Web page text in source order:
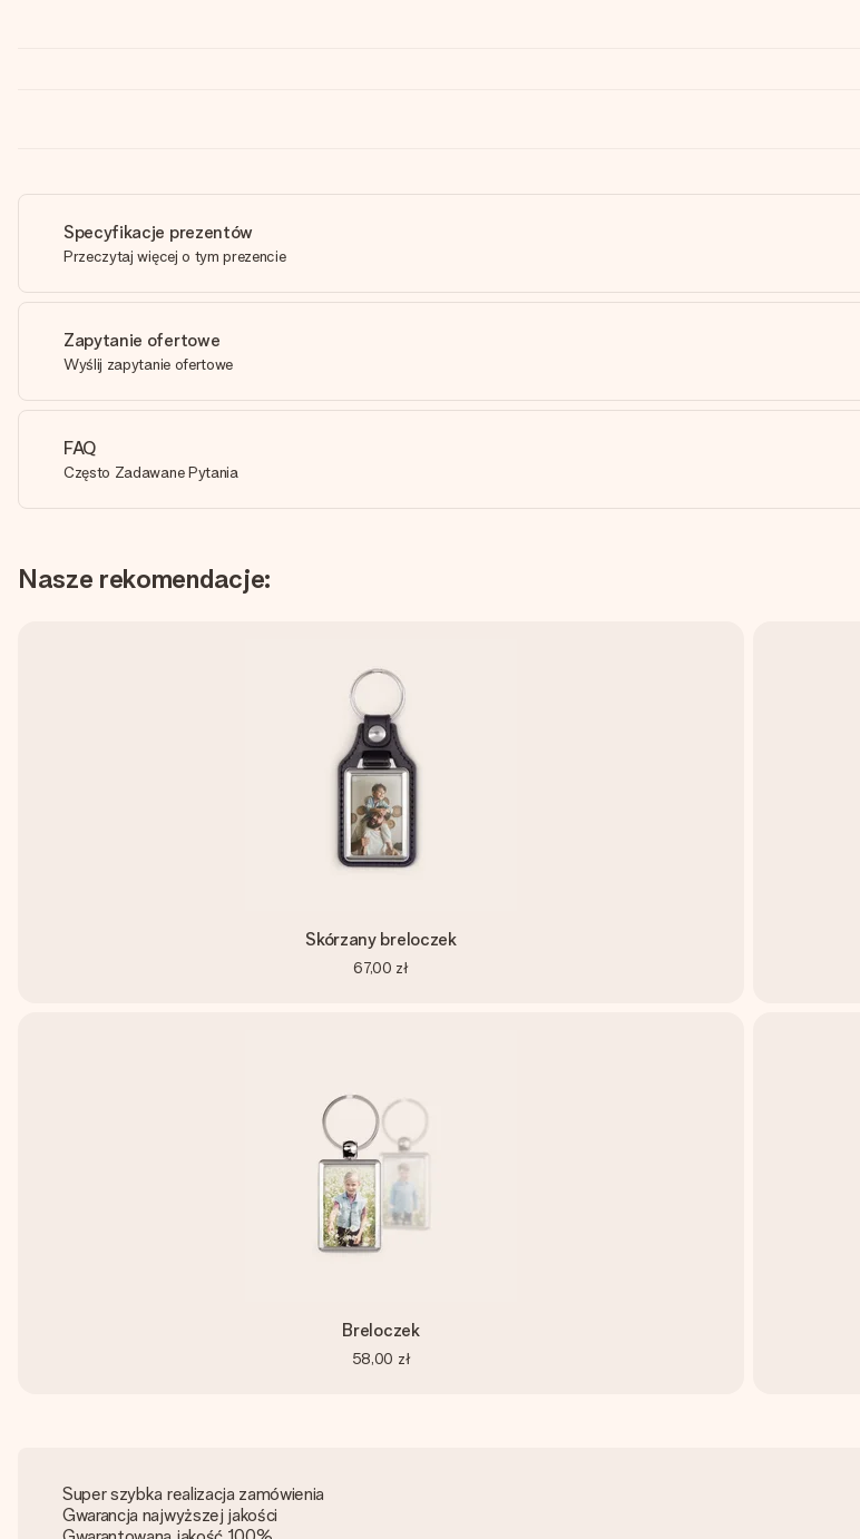
Specyfikacje prezentów
Przeczytaj więcej o tym prezencie
Zapytanie ofertowe
Wyślij zapytanie ofertowe
FAQ
Często Zadawane Pytania
Nasze rekomendacje:
Skórzany breloczek
67,00 zł
Breloczek
58,00 zł
Super szybka realizacja zamówienia
Gwarancja najwyższej jakości